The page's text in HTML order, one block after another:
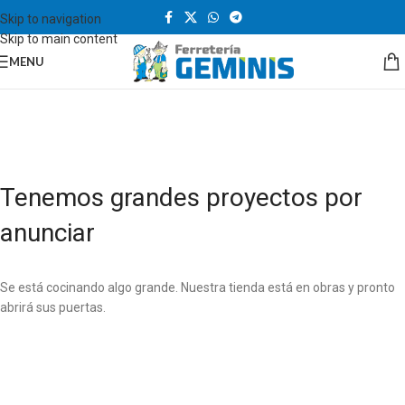
Skip to navigation
Skip to main content
MENU
Tenemos grandes proyectos por
anunciar
Se está cocinando algo grande. Nuestra tienda está en obras y pronto
abrirá sus puertas.